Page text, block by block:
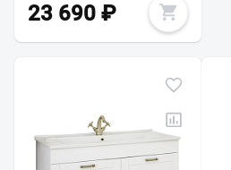
23 690 ₽